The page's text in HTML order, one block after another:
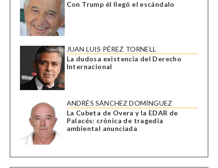
Con Trump él llegó el escándalo
JUAN LUIS PÉREZ TORNELL
La dudosa existencia del Derecho
Internacional
ANDRÉS SÁNCHEZ DOMÍNGUEZ
La Cubeta de Overa y la EDAR de
Palacés: crónica de tragedia
ambiental anunciada